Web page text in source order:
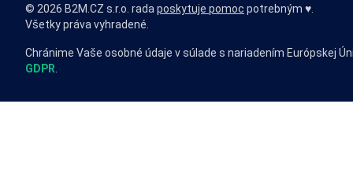
© 2026 B2M.CZ s.r.o. rada poskytuje pomoc potrebným ♥️.
Všetky práva vyhradené.
Chránime Vaše osobné údaje v súlade s nariadením Európskej
GDPR